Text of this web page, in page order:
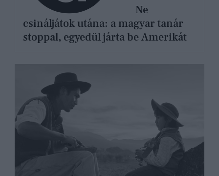
csináljátok utána: a magyar tanár
stoppal, egyedül járta be Amerikát